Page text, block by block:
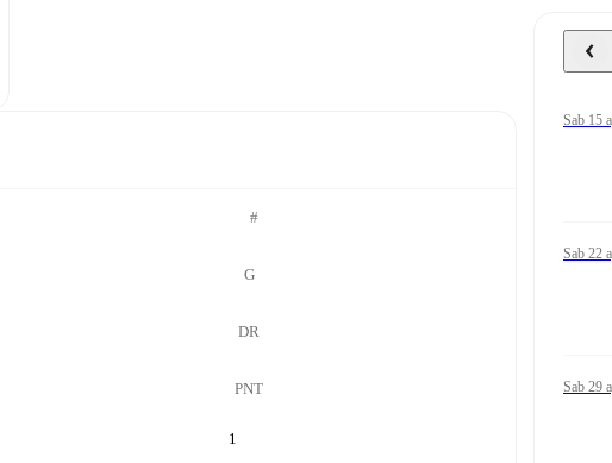
#
G
DR
PNT
1
sab 15
sab 22
sab 29